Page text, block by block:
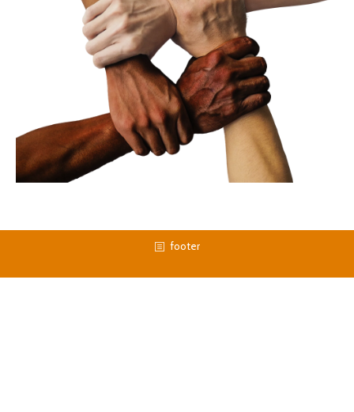
footer